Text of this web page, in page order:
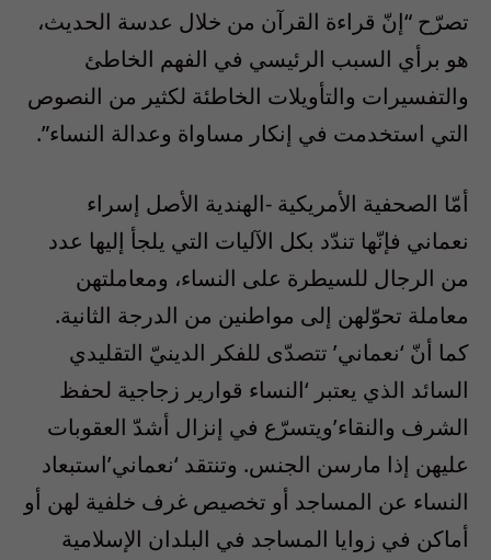
تصرّح “إنّ قراءة القرآن من خلال عدسة الحديث،
هو برأي السبب الرئيسي في الفهم الخاطئ
والتفسيرات والتأويلات الخاطئة لكثير من النصوص
التي استخدمت في إنكار مساواة وعدالة النساء”.
أمّا الصحفية الأمريكية -الهندية الأصل إسراء
نعماني فإنّها تندّد بكل الآليات التي يلجأ إليها عدد
من الرجال للسيطرة على النساء، ومعاملتهن
معاملة تحوّلهن إلى مواطنين من الدرجة الثانية.
كما أنّ ‘نعماني’ تتصدّى للفكر الدينيّ التقليدي
السائد الذي يعتبر ‘النساء قوارير زجاجية لحفظ
الشرف والنقاء’ويتسرّع في إنزال أشدّ العقوبات
عليهن إذا مارسن الجنس. وتنتقد ‘نعماني’استبعاد
النساء عن المساجد أو تخصيص غرف خلفية لهن أو
أماكن في زوايا المساجد في البلدان الإسلامية